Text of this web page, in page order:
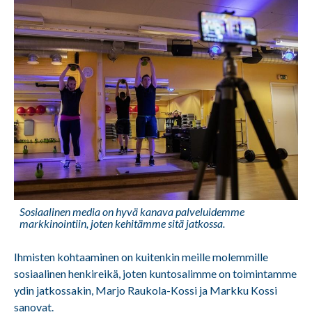
Sosiaalinen media on hyvä kanava palveluidemme
markkinointiin, joten kehitämme sitä jatkossa.
Ihmisten kohtaaminen on kuitenkin meille molemmille
sosiaalinen henkireikä, joten kuntosalimme on toimintamme
ydin jatkossakin, Marjo Raukola-Kossi ja Markku Kossi
sanovat.